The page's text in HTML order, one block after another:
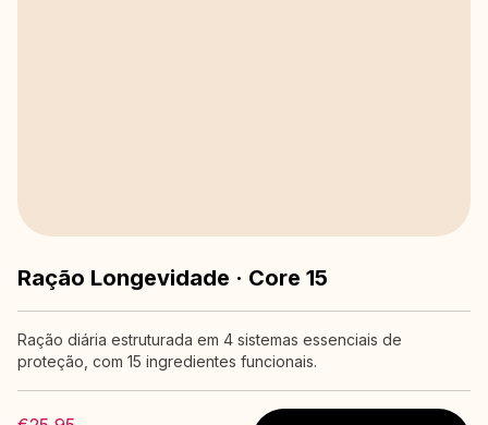
Ração Longevidade · Core 15
Ração diária estruturada em 4 sistemas essenciais de
proteção, com 15 ingredientes funcionais.